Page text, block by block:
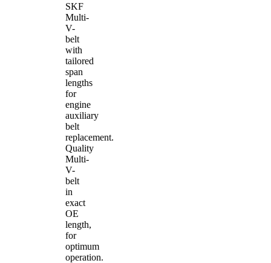
SKF
Multi-
V-
belt
with
tailored
span
lengths
for
engine
auxiliary
belt
replacement.
Quality
Multi-
V-
belt
in
exact
OE
length,
for
optimum
operation.